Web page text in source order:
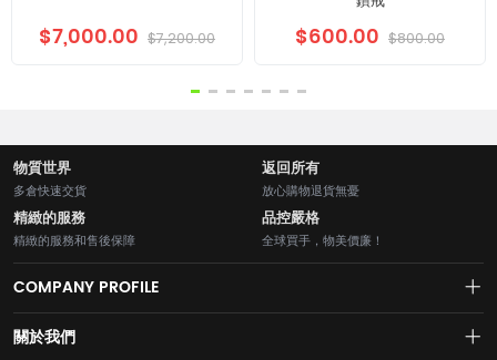
$7,000.00 $7,200.00 $600.00 $800.00
物質世界
多倉快速交貨
返回所有
放心購物退貨無憂
精緻的服務
精緻的服務和售後保障
品控嚴格
全球買手，物美價廉！
COMPANY PROFILE
關於我們